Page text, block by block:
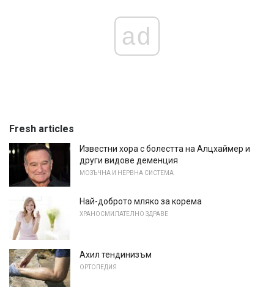
ad
Fresh articles
Известни хора с болестта на Алцхаймер и
други видове деменция
МОЗЪЧНА И НЕРВНА СИСТЕМА
Най-доброто мляко за корема
ХРАНОСМИЛАТЕЛНО ЗДРАВЕ
Ахил тендинизъм
ОРТОПЕДИЯ